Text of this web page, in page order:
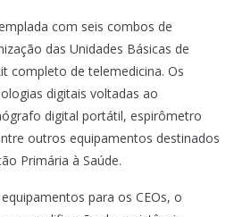
com seis combos de
das Unidades Básicas de
completo de telemedicina. Os
digitais voltadas ao
digital portátil, espirômetro
outros equipamentos destinados
Primária à Saúde.
para os CEOs, o